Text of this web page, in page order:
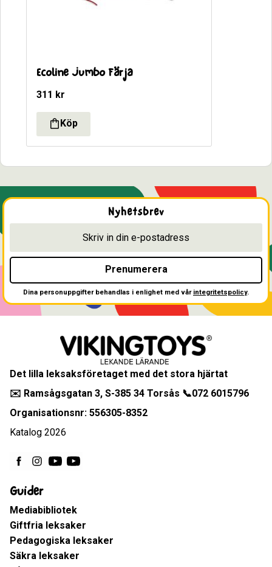
Ecoline Jumbo Färja
311 kr
Nyhetsbrev
Prenumerera
Dina personuppgifter behandlas i enlighet med vår integritetspolicy.
Det lilla leksaksföretaget med det stora hjärtat
✉️ Ramsågsgatan 3, S-385 34 Torsås 📞072 6015796
Organisationsnr: 556305-8352
Katalog 2026
Guider
Mediabibliotek
Giftfria leksaker
Pedagogiska leksaker
Säkra leksaker